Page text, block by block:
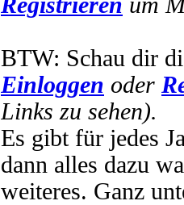
BTW: Schau dir
Einloggen oder
Links zu sehen).
Es gibt für jedes
dann alles dazu
weiteres. Ganz